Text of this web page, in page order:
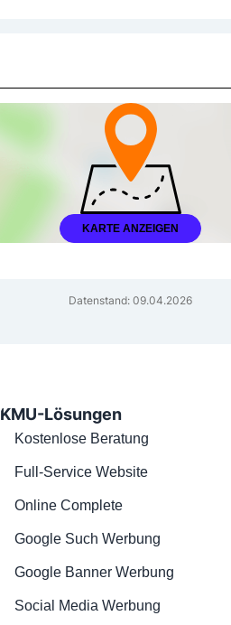
KARTE ANZEIGEN
Datenstand: 09.04.2026
KMU-Lösungen
Kostenlose Beratung
Full-Service Website
Online Complete
Google Such Werbung
Google Banner Werbung
Social Media Werbung